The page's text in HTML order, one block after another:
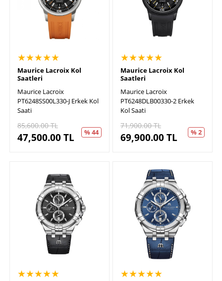
★★★★★
Maurice Lacroix Kol
Saatleri
Maurice Lacroix
PT6248SS00L330-J Erkek Kol
Saati
85,600.00TL
47,500.00TL % 44
★★★★★
Maurice Lacroix Kol
Saatleri
Maurice Lacroix
PT6248DLB00330-2 Erkek
Kol Saati
71,900.00TL
69,900.00TL % 2
★★★★★ ★★★★★